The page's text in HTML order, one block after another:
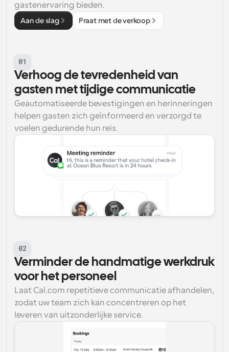
gastenervaring bieden.
Aan de slag Praat met de verkoop
01
Verhoog de tevredenheid van
gasten met tijdige communicatie
Geautomatiseerde bevestigingen en herinneringen
helpen gasten zich geïnformeerd en verzorgd te
voelen gedurende hun reis.
02
Verminder de handmatige werkdruk
voor het personeel
Laat Cal.com repetitieve communicatie afhandelen,
zodat uw team zich kan concentreren op het
leveren van uitzonderlijke service.